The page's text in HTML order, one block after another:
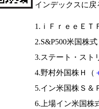
インデックスに戻
1.ｉＦｒｅｅＥＴ
2.S&P500米国株
3.ステート・スト
4.野村外国株Ｈ（
5.イン米国株Ｓ＆
6.上場イン米国株